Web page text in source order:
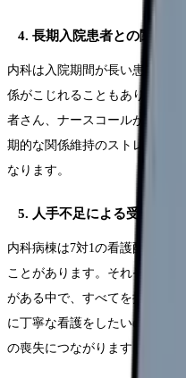
4. 長期入院患者との関係の
内科は入院期間が長い患者さ
係がこじれることもあります
者さん、ナースコールが頻回
期的な関係維持のストレスは
なります。
5. 人手不足による受け持ち
内科病棟は7対1の看護配置で
ことがあります。それぞれに
がある中で、すべてを把握し
に丁寧な看護をしたいのにで
の喪失につながります。